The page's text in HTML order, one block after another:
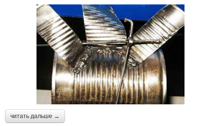
читать дальше →